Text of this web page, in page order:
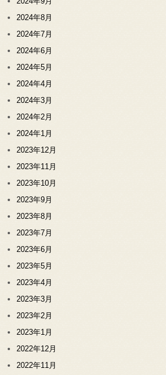
2024年8月
2024年7月
2024年6月
2024年5月
2024年4月
2024年3月
2024年2月
2024年1月
2023年12月
2023年11月
2023年10月
2023年9月
2023年8月
2023年7月
2023年6月
2023年5月
2023年4月
2023年3月
2023年2月
2023年1月
2022年12月
2022年11月